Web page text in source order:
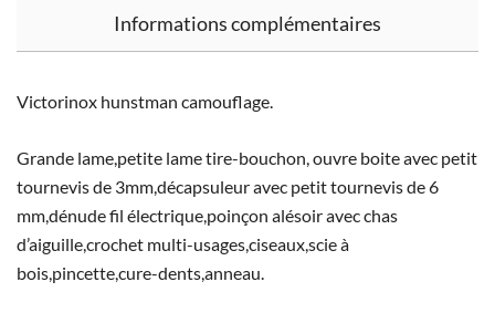
Informations complémentaires
Victorinox hunstman camouflage.
Grande lame,petite lame tire-bouchon, ouvre boite avec petit
tournevis de 3mm,décapsuleur avec petit tournevis de 6
mm,dénude fil électrique,poinçon alésoir avec chas
d’aiguille,crochet multi-usages,ciseaux,scie à
bois,pincette,cure-dents,anneau.